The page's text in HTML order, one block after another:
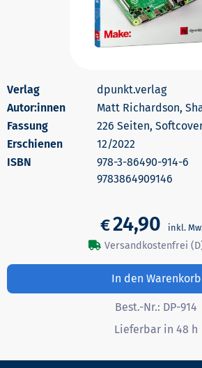
dpunkt.verlag
Autor:innen
Matt Richardson,
226 Seiten,
Erschienen
12/2022
978-3-86490-914-6
9783864909146
€24,90
Versandkostenfrei
In den Warenkorb
Best.-Nr.: DP-914
Lieferbar in 48 h